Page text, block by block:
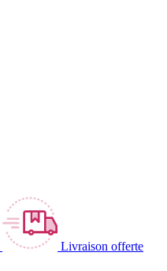
Livraison offerte